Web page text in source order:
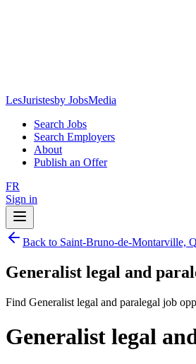
LesJuristesby JobsMedia
Search Jobs
Search Employers
About
Publish an Offer
FR
Sign in
Back to Saint-Bruno-de-Montarville,
Generalist legal and
Find Generalist legal and paralegal job
Generalist legal